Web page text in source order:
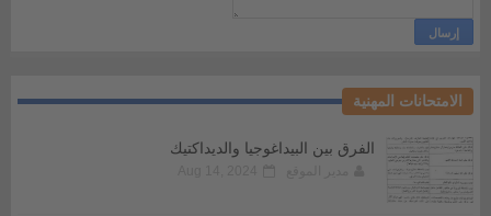
الامتحانات المهنية
الفرق بين البيداغوجيا والديداكتيك